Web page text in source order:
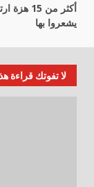
أكثر من
يشعروا بها
لا تفوتك قراءة